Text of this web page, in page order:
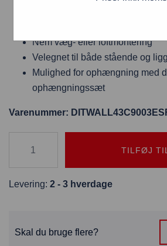
Nem væg- eller loftmontering
Velegnet til både stående og
Mulighed for ophængning med
ophængningssæt
Varenummer:
TILFØJ
Levering: 2 - 3 hverdage
Skal du bruge flere?